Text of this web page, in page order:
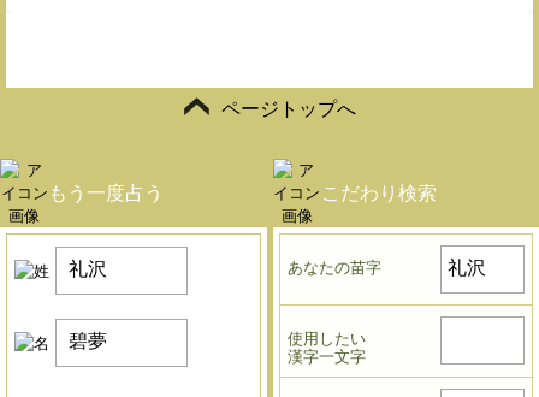
ページトップへ
もう一度占う こだわり検索
あなたの苗字
使用したい
漢字一文字